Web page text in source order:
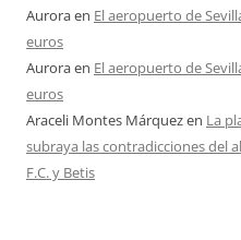
Auroraen El aeropuerto de
euros
Auroraen El aeropuerto de
euros
Araceli Montes Márquezen La
subraya las contradicciones del
F.C. y Betis